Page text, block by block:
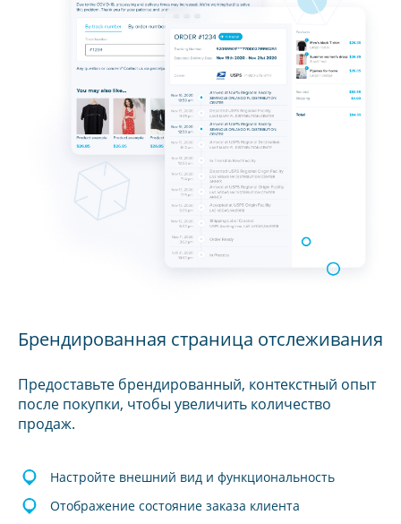
Брендированная страница отслеживания
Предоставьте брендированный, контекстный опыт
после покупки, чтобы увеличить количество
продаж.
Настройте внешний вид и функциональность
Отображение состояние заказа клиента